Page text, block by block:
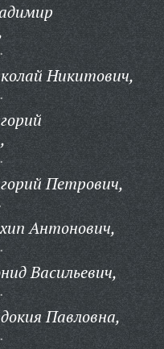
Никитович,
Петрович,
Антонович,
Васильевич,
Павловна,